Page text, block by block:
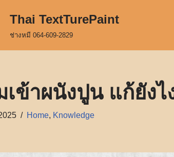
Thai TextTurePaint
ช่างหมี 064-609-2829
เข้าผนังปูน แก้ยัง
Home, Knowledge